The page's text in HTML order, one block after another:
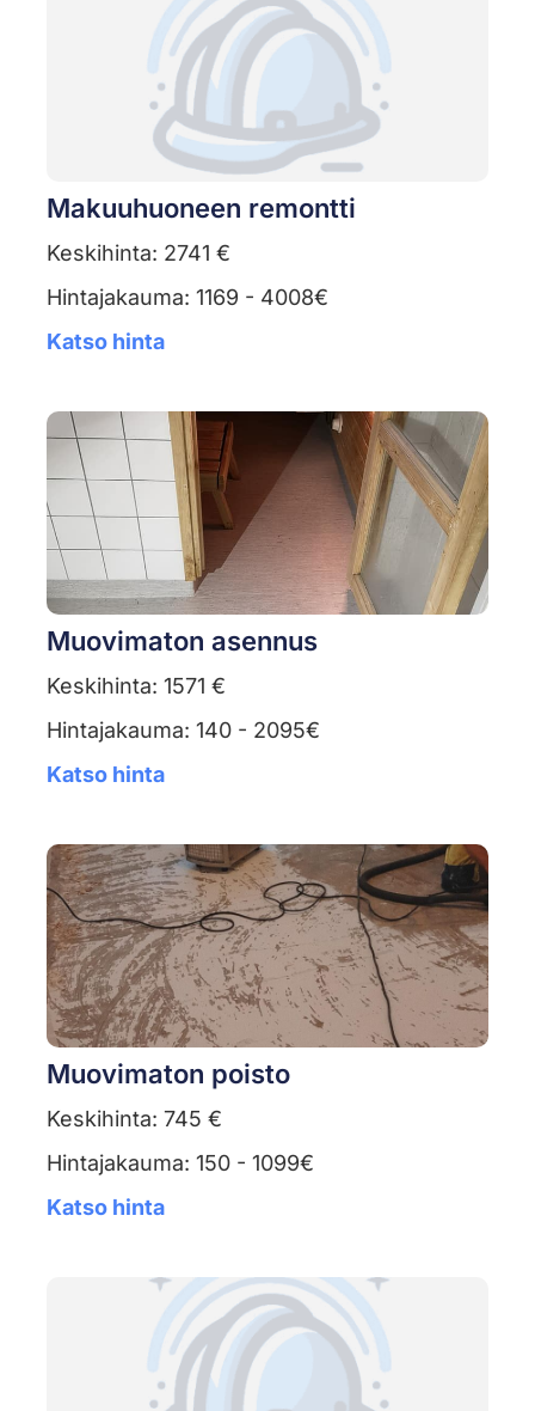
Makuuhuoneen remontti
Keskihinta: 2741 €
Hintajakauma: 1169 - 4008€
Katso hinta
Muovimaton asennus
Keskihinta: 1571 €
Hintajakauma: 140 - 2095€
Katso hinta
Muovimaton poisto
Keskihinta: 745 €
Hintajakauma: 150 - 1099€
Katso hinta